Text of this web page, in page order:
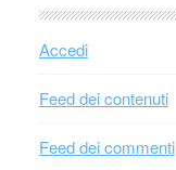
Accedi
Feed dei contenuti
Feed dei commenti